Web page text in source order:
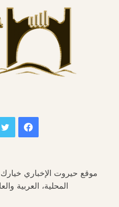
فيسبوك
موقع حيروت الإخباري خيارك
المحلية، العربية